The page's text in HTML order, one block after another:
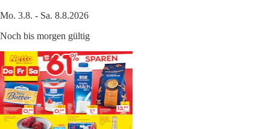
Mo. 3.8. - Sa. 8.8.2026
Noch bis morgen gültig